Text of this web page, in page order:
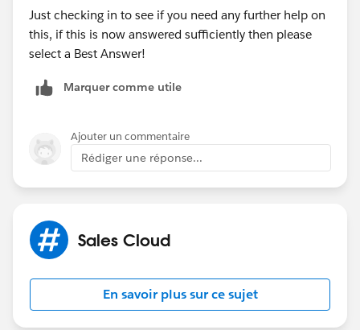
Just checking in to see if you need any further help on
this, if this is now answered sufficiently then please
select a Best Answer!
Marquer comme utile
Ajouter un commentaire
Rédiger une réponse...
Sales Cloud
En savoir plus sur ce sujet